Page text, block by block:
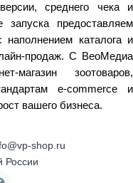
среднего чека и
запуска предоставляем
наполнением каталога и
С ВеоМедиа
зоотоваров,
e‑commerce и
вашего бизнеса.
shop.ru
России